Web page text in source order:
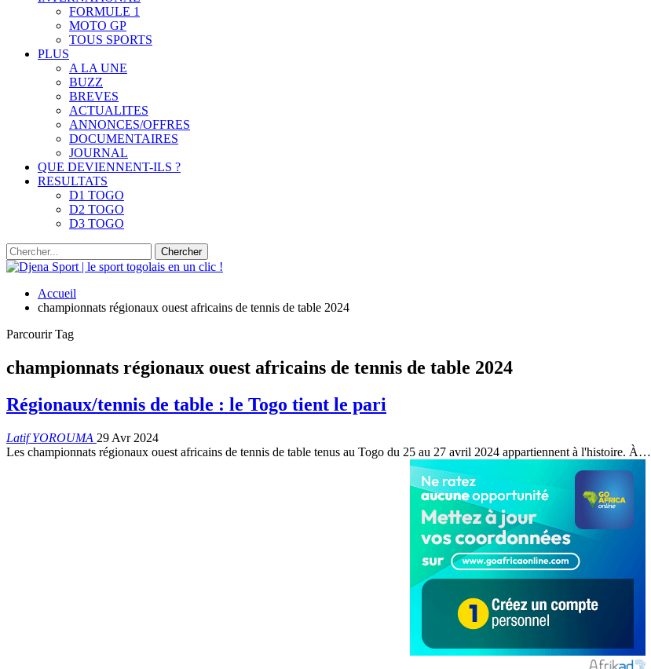
FORMULE 1
MOTO GP
TOUS SPORTS
PLUS
A LA UNE
BUZZ
BREVES
ACTUALITES
ANNONCES/OFFRES
DOCUMENTAIRES
JOURNAL
QUE DEVIENNENT-ILS ?
RESULTATS
D1 TOGO
D2 TOGO
D3 TOGO
Accueil
championnats régionaux ouest africains de tennis de table 2024
Parcourir Tag
championnats régionaux ouest africains de tennis de table 2024
Régionaux/tennis de table : le Togo tient le pari
Latif YOROUMA 29 Avr 2024
Les championnats régionaux ouest africains de tennis de table tenus au Togo du 25 au 27 avril 2024 appartiennent à l'histoire. À…